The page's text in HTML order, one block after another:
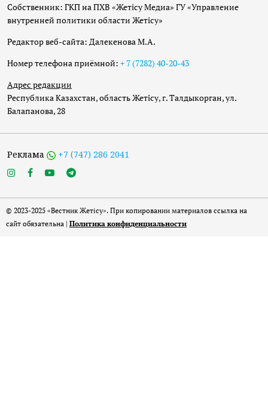
Собственник: ГКП на ПХВ «Жетісу Медиа» ГУ «Управление
внутренней политики области Жетісу»
Редактор веб-сайта: Далекенова М.А.
Номер телефона приёмной: + 7 (7282) 40-20-43
Адрес редакции
Республика Казахстан, область Жетісу, г. Талдыкорган, ул.
Балапанова, 28
Реклама +7 (747) 286 2041
© 2023-2025 «Вестник Жетісу». При копировании материалов ссылка на
сайт обязательна | Политика конфиденциальности